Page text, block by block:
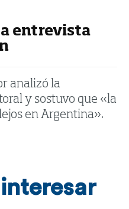
entrevista
analizó la
y sostuvo que «la
en Argentina».